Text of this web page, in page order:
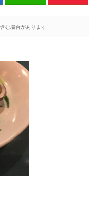
む場合があります